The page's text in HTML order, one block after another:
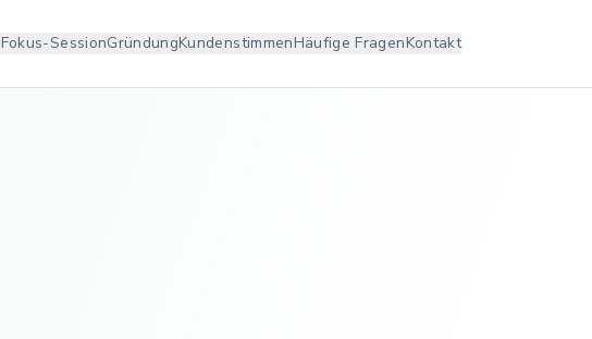
Fokus-SessionGründungKundenstimmenHäufige FragenKontakt